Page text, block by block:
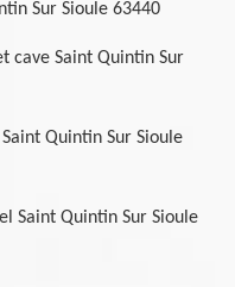
Sur Sioule 63440
cave Saint Quintin Sur
Quintin Sur Sioule
Saint Quintin Sur Sioule